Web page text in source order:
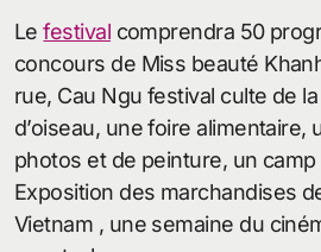
Lefestival comprendra 50
concours de Miss beauté
rue, Cau Ngu festival culte de
d’oiseau, une foire alimentaire,
photos et de peinture, un
Exposition des marchandises
Vietnam , une semaine du